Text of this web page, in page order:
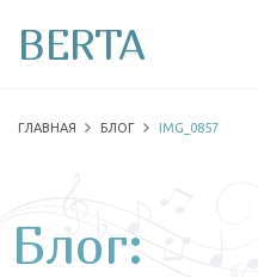
BERTA
ГЛАВНАЯ БЛОГ IMG_0857
Блог: